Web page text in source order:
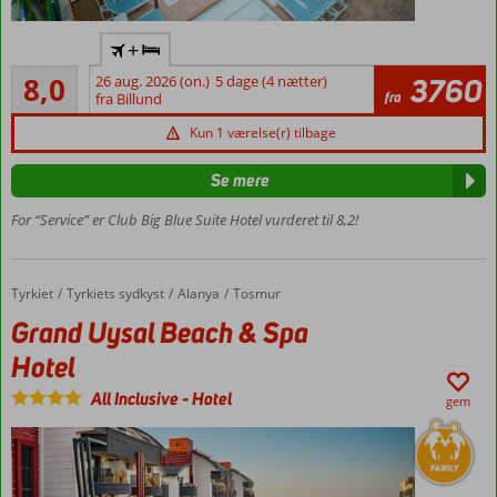
Populært
familiehotel
meter til
Vandrutsjebaner
Værelser
med
5
8,0Meget godt
66
anmeldelser
+
26 aug. 2026 (on.) 5 dage (4 nætter)
fra Billund
fra 3760
Kun 1 værelse(r) tilbage
For “Service” er Club Big Blue Suite Hotel vurderet til 8,2!
Se mere
Forside
Tyrkiet Tyrkiets sydkyst Alanya Tosmur
Grand Uysal Beach & Spa Hotel
Grand Uysal Beach & Spa
Hotel
All Inclusive-Hotel gem